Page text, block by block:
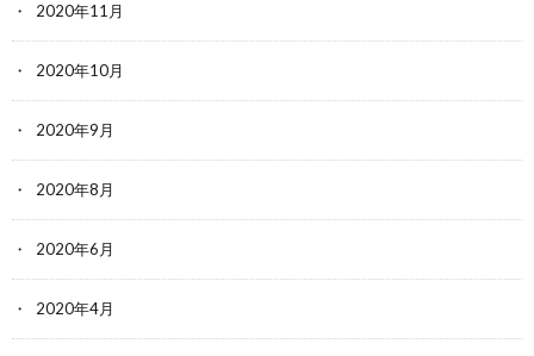
2020年11月
2020年10月
2020年9月
2020年8月
2020年6月
2020年4月